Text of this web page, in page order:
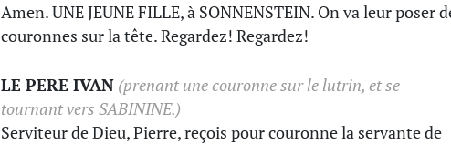
Amen. UNE JEUNE FILLE, à SONNENSTEIN. On va leur poser
couronnes sur la tête. Regardez! Regardez!
LE PERE IVAN (prenant une couronne sur le lutrin, et se
tournant vers SABININE.)
Serviteur de Dieu, Pierre, reçois pour couronne la servante de